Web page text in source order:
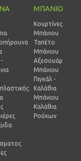
ΜΠΑΝΙΟ
Κουρτίνες
Μπάνιου
Ταπέτο
Μπάνιου
Αξεσουάρ
Μπάνιου
Πιγκάλ -
Καλάθια
Μπάνιου
Καλάθια
Ρούχων